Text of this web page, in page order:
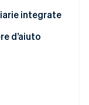
integrate
del
d’aiuto